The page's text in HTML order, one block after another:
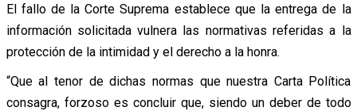
El fallo de la Corte Suprema establece que la entrega de la
información solicitada vulnera las normativas referidas a la
protección de la intimidad y el derecho a la honra.
“Que al tenor de dichas normas que nuestra Carta Política
consagra, forzoso es concluir que, siendo un deber de todo